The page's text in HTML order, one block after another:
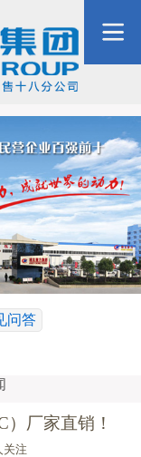
问答
）厂家直销！
关注